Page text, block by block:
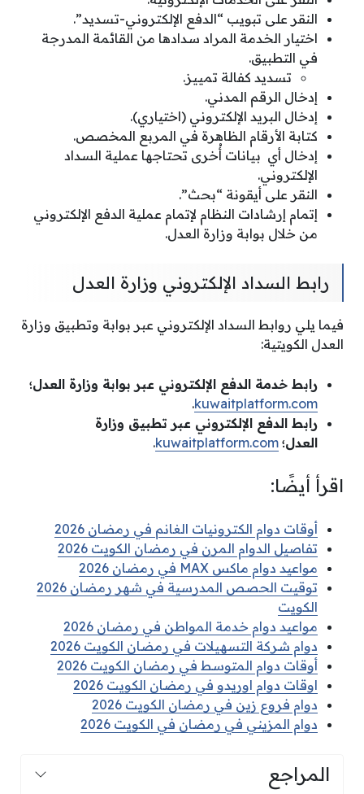
النقر على تبويب “الدفع الإلكتروني-تسديد”.
اختيار الخدمة المراد سدادها من القائمة المدرجة
في التطبيق.
تسديد كفالة تمييز.
إدخال الرقم المدني.
إدخال البريد الإلكتروني (اختياري).
كتابة الأرقام الظاهرة في المربع المخصص.
إدخال أي بيانات أُخرى تحتاجها عملية السداد
الإلكتروني.
النقر على أيقونة “بحث”.
إتمام إرشادات النظام لإتمام عملية الدفع الإلكتروني
من خلال بوابة وزارة العدل.
رابط السداد الإلكتروني وزارة العدل
فيما يلي روابط السداد الإلكتروني عبر بوابة وتطبيق وزارة
العدل الكويتية:
رابط خدمة الدفع الإلكتروني عبر بوابة وزارة العدل؛
kuwaitplatform.com
.
رابط الدفع الإلكتروني عبر تطبيق وزارة
العدل؛ kuwaitplatform.com
.
اقرأ أيضًا:
أوقات دوام الكترونيات الغانم في رمضان 2026
تفاصيل الدوام المرن في رمضان الكويت 2026
مواعيد دوام ماكس MAX في رمضان 2026
توقيت الحصص المدرسية في شهر رمضان 2026
الكويت
مواعيد دوام خدمة المواطن في رمضان 2026
دوام شركة التسهيلات في رمضان الكويت 2026
أوقات دوام المتوسط في رمضان الكويت 2026
اوقات دوام اوريدو في رمضان الكويت 2026
دوام فروع زين في رمضان الكويت 2026
دوام المزيني في رمضان في الكويت 2026
المراجع